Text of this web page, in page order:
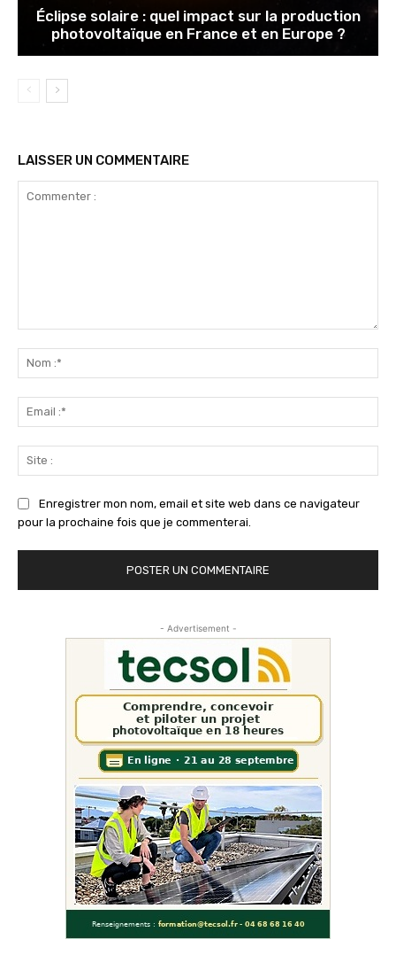
Éclipse solaire : quel impact sur la production
photovoltaïque en France et en Europe ?
LAISSER UN COMMENTAIRE
Enregistrer mon nom, email et site web dans ce navigateur
pour la prochaine fois que je commenterai.
- Advertisement -